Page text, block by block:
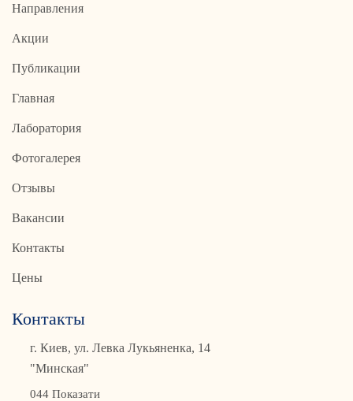
Направления
Акции
Публикации
Главная
Лаборатория
Фотогалерея
Отзывы
Вакансии
Контакты
Цены
Контакты
г. Киев, ул. Левка Лукьяненка, 14
"Минская"
044 Показати